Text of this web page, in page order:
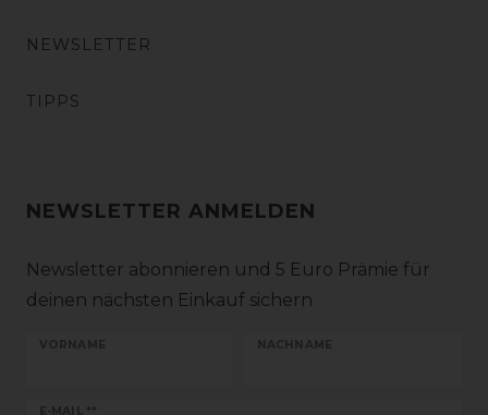
NEWSLETTER
TIPPS
NEWSLETTER ANMELDEN
Newsletter abonnieren und 5 Euro Prämie für
deinen nächsten Einkauf sichern
VORNAME NACHNAME
E-MAIL **